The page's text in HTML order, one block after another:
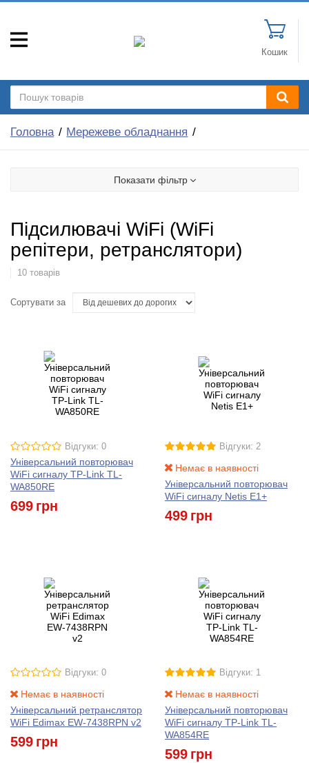
Кошик
Головна Мережеве обладнання
Показати фільтр
Підсилювачі WiFi (WiFi
репітери, ретранслятори)
10 товарів
Сортувати за
Відгуки: 0
Універсальний повторювач
WiFi сигналу TP-Link TL-
WA850RE
699 грн
Відгуки: 2
Немає в наявності
Універсальний повторювач
WiFi сигналу Netis E1+
499 грн
Відгуки: 0
Немає в наявності
Універсальний ретранслятор
WiFi Edimax EW-7438RPN v2
599 грн
Відгуки: 1
Немає в наявності
Універсальний повторювач
WiFi сигналу TP-Link TL-
WA854RE
599 грн